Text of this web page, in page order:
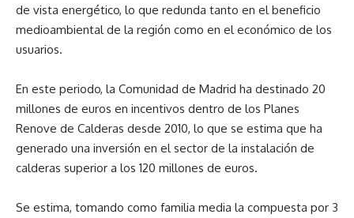
de vista energético, lo que redunda tanto en el beneficio
medioambiental de la región como en el económico de los
usuarios.
En este periodo, la Comunidad de Madrid ha destinado 20
millones de euros en incentivos dentro de los Planes
Renove de Calderas desde 2010, lo que se estima que ha
generado una inversión en el sector de la instalación de
calderas superior a los 120 millones de euros.
Se estima, tomando como familia media la compuesta por 3